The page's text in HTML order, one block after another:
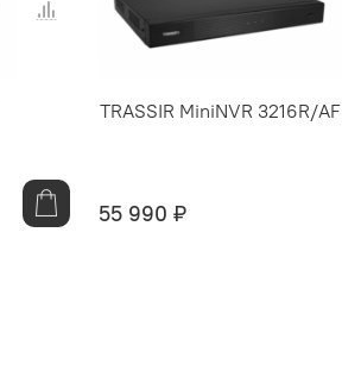
TRASSIR MiniNVR 3216R/AF
55 990 ₽